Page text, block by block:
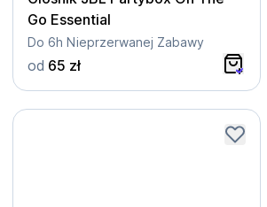
Go Essential
Do 6h Nieprzerwanej Zabawy
od 65 zł